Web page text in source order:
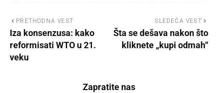
PRETHODNA VEST
Iza konsenzusa: kako
reformisati WTO u 21.
veku
SLEDEĆA VEST
Šta se dešava nakon što
kliknete „kupi odmah“
Zapratite nas